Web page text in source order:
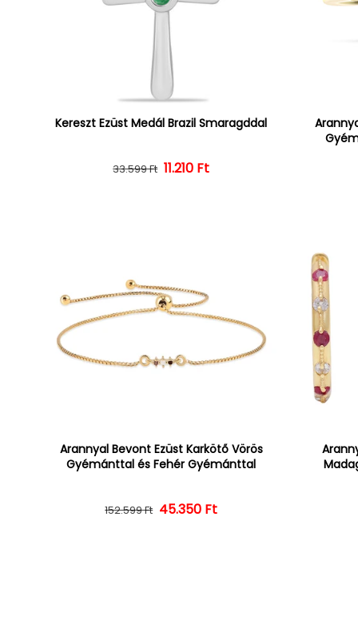
Kereszt Ezüst Medál Brazil Smaragddal
Normál ár
33.599 Ft Kedvezményes ár
11.210 Ft
Arannyal Bevont Ezüst Karkötő Vörös
Gyémánttal és Fehér Gyémánttal
Normál ár
152.599 Ft Kedvezményes ár
45.350 Ft